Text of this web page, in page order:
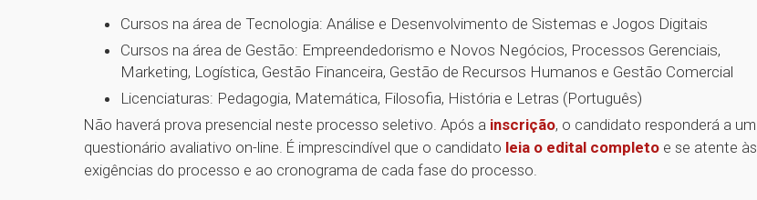
Cursos na área de Tecnologia: Análise e Desenvolvimento de Sistemas e Jogos Digitais
Cursos na área de Gestão: Empreendedorismo e Novos Negócios, Processos Gerenciais,
Marketing, Logística, Gestão Financeira, Gestão de Recursos Humanos e Gestão Comercial
Licenciaturas: Pedagogia, Matemática, Filosofia, História e Letras (Português)
Não haverá prova presencial neste processo seletivo. Após a inscrição, o candidato responderá a um
questionário avaliativo on-line. É imprescindível que o candidato leia o edital completo e se atente às
exigências do processo e ao cronograma de cada fase do processo.